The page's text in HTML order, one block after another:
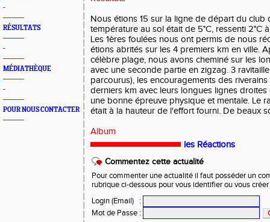
-
RÉSULTATS
-
MÉDIATHÈQUE
-
POUR NOUS CONTACTER
Nous étions 15 sur la ligne de départ du club
température au sol était de 5°C, ressenti 2°C
Les 1ères foulées nous ont permis de nous
étions abrités sur les 4 premiers km en ville.
célèbre plage, nous avons cheminé sur les
avec une seconde partie en zigzag. 3
parcourus), les encouragements des
derniers km avec leurs longues lignes
une bonne épreuve physique et mentale. Le
était à la hauteur de l'effort fourni. De beaux
Album
les Réactions
Commentez cette actualité
Pour commenter une actualité il faut posséder un
rubrique ci-dessous pour vous identifier ou vous
Login (Email)
:
Mot de Passe :